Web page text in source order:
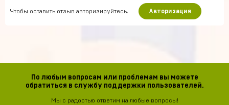
Чтобы оставить отзыв авторизируйтесь. Авторизация
По любым вопросам или проблемам вы можете
обратиться в службу поддержки пользователей.
Мы с радостью ответим на любые вопросы!